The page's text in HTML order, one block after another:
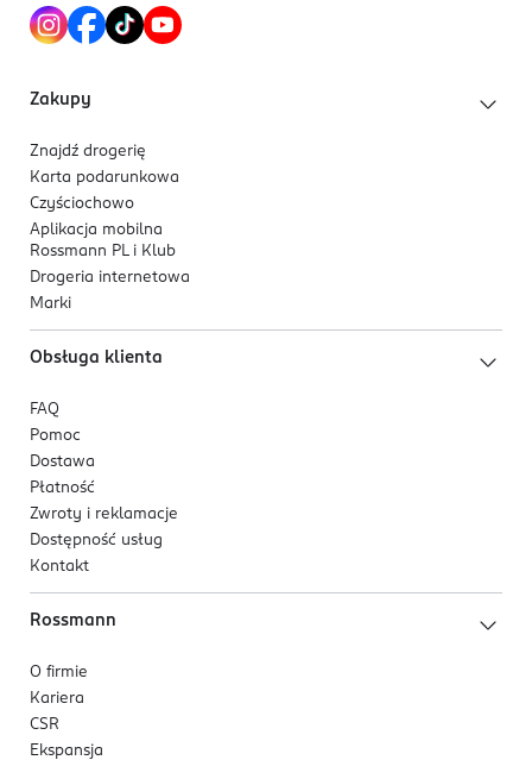
Zakupy
Znajdź drogerię
Karta podarunkowa
Czyściochowo
Aplikacja mobilna
Rossmann PL i Klub
Drogeria internetowa
Marki
Obsługa klienta
FAQ
Pomoc
Dostawa
Płatność
Zwroty i reklamacje
Dostępność usług
Kontakt
Rossmann
O firmie
Kariera
CSR
Ekspansja